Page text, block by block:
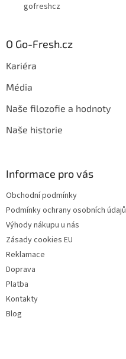
gofreshcz
O Go-Fresh.cz
Kariéra
Média
Naše filozofie a hodnoty
Naše historie
Informace pro vás
Obchodní podmínky
Podmínky ochrany osobních údajů
Výhody nákupu u nás
Zásady cookies EU
Reklamace
Doprava
Platba
Kontakty
Blog